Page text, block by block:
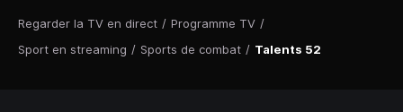
Regarder la TV en direct / Programme TV /
Sport en streaming / Sports de combat / Talents 52